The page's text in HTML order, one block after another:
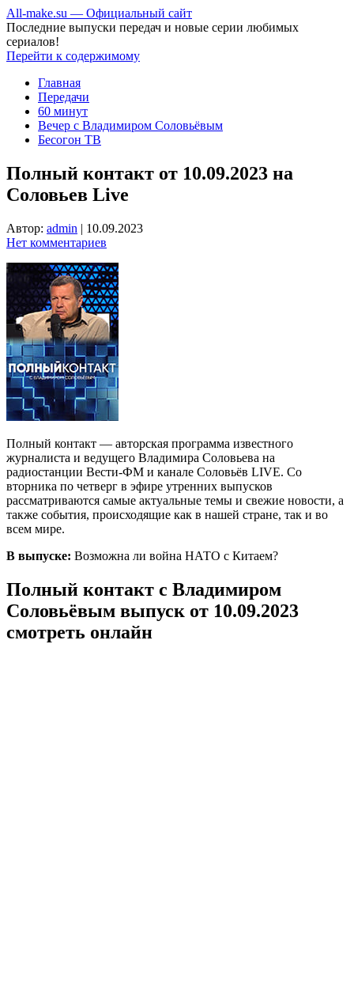
All-make.su — Официальный сайт
Последние выпуски передач и новые серии любимых
сериалов!
Перейти к содержимому
Главная
Передачи
60 минут
Вечер с Владимиром Соловьёвым
Бесогон ТВ
Полный контакт от 10.09.2023 на
Соловьев Live
Автор: admin | 10.09.2023
Нет комментариев
Полный контакт — авторская программа известного
журналиста и ведущего Владимира Соловьева на
радиостанции Вести-ФМ и канале Соловьёв LIVE. Со
вторника по четверг в эфире утренних выпусков
рассматриваются самые актуальные темы и свежие новости, а
также события, происходящие как в нашей стране, так и во
всем мире.
В выпуске: Возможна ли война НАТО с Китаем?
Полный контакт с Владимиром
Соловьёвым выпуск от 10.09.2023
смотреть онлайн